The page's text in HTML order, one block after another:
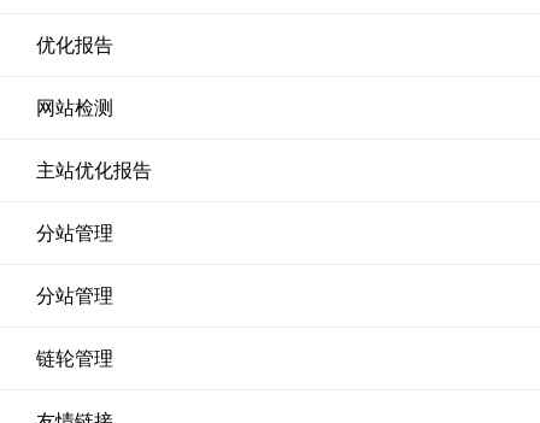
优化报告
网站检测
主站优化报告
分站管理
分站管理
链轮管理